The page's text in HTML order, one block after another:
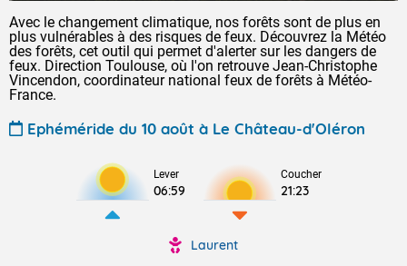
Avec le changement climatique, nos forêts sont de plus en
plus vulnérables à des risques de feux. Découvrez la Météo
des forêts, cet outil qui permet d'alerter sur les dangers de
feux. Direction Toulouse, où l'on retrouve Jean-Christophe
Vincendon, coordinateur national feux de forêts à Météo-
France.
Ephéméride du 10 août à Le Château-d'Oléron
Lever
06:59
Coucher
21:23
Laurent